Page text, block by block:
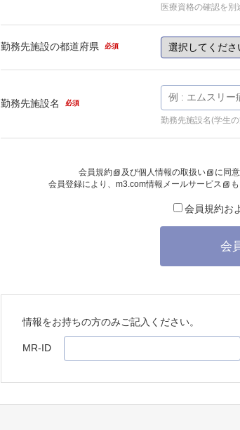
医療資格の確認を別
勤務先施設の都道府県 必須
勤務先施設名 必須
勤務先施設名(学生
会員規約 及び個人情報の取扱い
に同
会員登録により、 m3.com情報メールサービス
会員規約お
会
情報をお持ちの方のみご記入ください。
MR-ID